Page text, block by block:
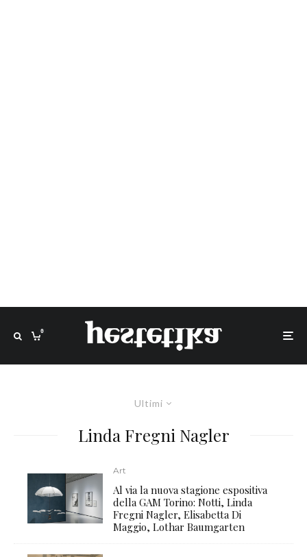
0
Ultimi
Linda Fregni Nagler
Art
Al via la nuova stagione espositiva
della GAM Torino: Notti, Linda
Fregni Nagler, Elisabetta Di
Maggio, Lothar Baumgarten